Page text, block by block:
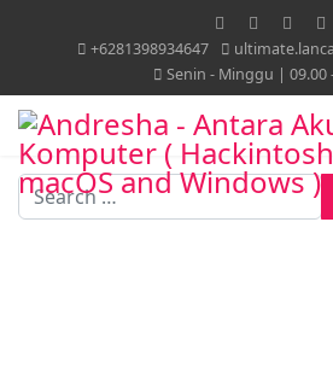
+6281398934647
Senin - Minggu | 09.00
Search